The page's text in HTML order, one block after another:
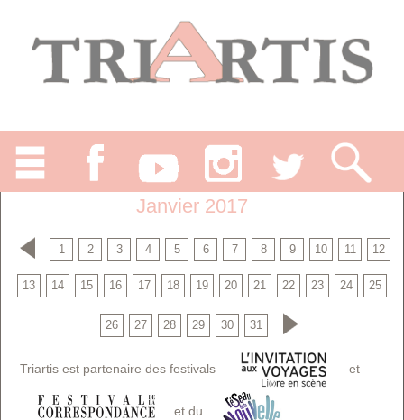
Janvier 2017
1 2 3 4 5 6 7 8 9 10 11 12
13 14 15 16 17 18 19 20 21 22 23 24 25
26 27 28 29 30 31
Triartis est partenaire des festivals et
et du